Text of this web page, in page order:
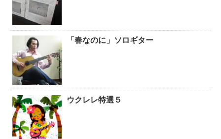
「春なのに」ソロギター
ウクレレ特選５